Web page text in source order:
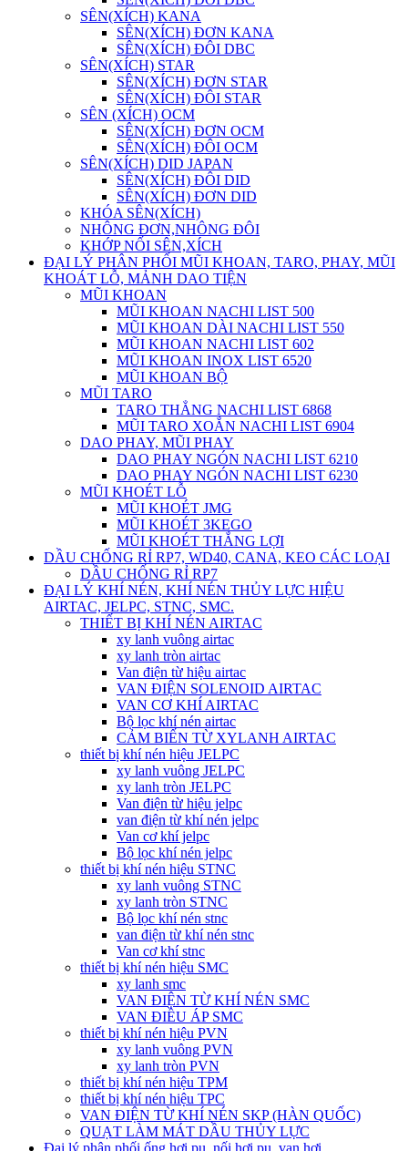
SÊN(XÍCH) KANA
SÊN(XÍCH) ĐƠN KANA
SÊN(XÍCH) ĐÔI DBC
SÊN(XÍCH) STAR
SÊN(XÍCH) ĐƠN STAR
SÊN(XÍCH) ĐÔI STAR
SÊN (XÍCH) OCM
SÊN(XÍCH) ĐƠN OCM
SÊN(XÍCH) ĐÔI OCM
SÊN(XÍCH) DID JAPAN
SÊN(XÍCH) ĐÔI DID
SÊN(XÍCH) ĐƠN DID
KHÓA SÊN(XÍCH)
NHÔNG ĐƠN,NHÔNG ĐÔI
KHỚP NỐI SÊN,XÍCH
ĐẠI LÝ PHÂN PHỐI MŨI KHOAN, TARO, PHAY, MŨI
KHOÁT LỖ, MẢNH DAO TIỆN
MŨI KHOAN
MŨI KHOAN NACHI LIST 500
MŨI KHOAN DÀI NACHI LIST 550
MŨI KHOAN NACHI LIST 602
MŨI KHOAN INOX LIST 6520
MŨI KHOAN BỘ
MŨI TARO
TARO THẲNG NACHI LIST 6868
MŨI TARO XOẮN NACHI LIST 6904
DAO PHAY, MŨI PHAY
DAO PHAY NGÓN NACHI LIST 6210
DAO PHAY NGÓN NACHI LIST 6230
MŨI KHOÉT LỖ
MŨI KHOÉT JMG
MŨI KHOÉT 3KEGO
MŨI KHOÉT THẮNG LỢI
DẦU CHỐNG RỈ RP7, WD40, CANA, KEO CÁC LOẠI
DẦU CHỐNG RỈ RP7
ĐẠI LÝ KHÍ NÉN, KHÍ NÉN THỦY LỰC HIỆU
AIRTAC, JELPC, STNC, SMC.
THIẾT BỊ KHÍ NÉN AIRTAC
xy lanh vuông airtac
xy lanh tròn airtac
Van điện từ hiệu airtac
VAN ĐIỆN SOLENOID AIRTAC
VAN CƠ KHÍ AIRTAC
Bộ lọc khí nén airtac
CẢM BIẾN TỪ XYLANH AIRTAC
thiết bị khí nén hiệu JELPC
xy lanh vuông JELPC
xy lanh tròn JELPC
Van điện từ hiệu jelpc
van điện từ khí nén jelpc
Van cơ khí jelpc
Bộ lọc khí nén jelpc
thiết bị khí nén hiệu STNC
xy lanh vuông STNC
xy lanh tròn STNC
Bộ lọc khí nén stnc
van điện từ khí nén stnc
Van cơ khí stnc
thiết bị khí nén hiệu SMC
xy lanh smc
VAN ĐIỆN TỪ KHÍ NÉN SMC
VAN ĐIỀU ÁP SMC
thiết bị khí nén hiệu PVN
xy lanh vuông PVN
xy lanh tròn PVN
thiết bị khí nén hiệu TPM
thiết bị khí nén hiệu TPC
VAN ĐIỆN TỪ KHÍ NÉN SKP (HÀN QUỐC)
QUẠT LÀM MÁT DẦU THỦY LỰC
Đại lý phân phối ống hơi pu, nối hơi pu, van hơi